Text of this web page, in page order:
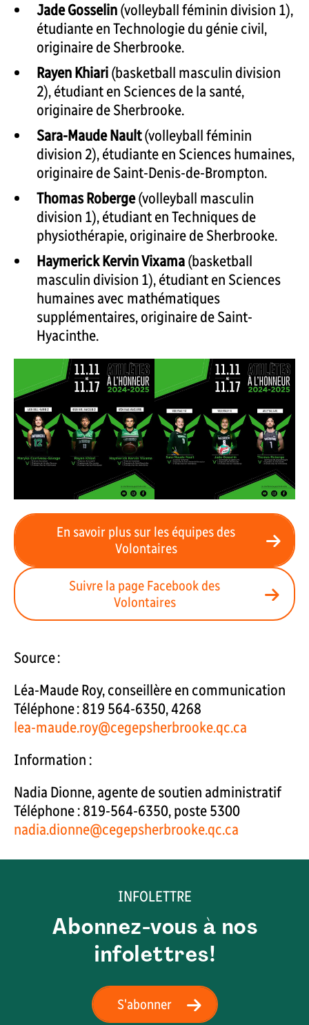
Jade Gosselin(volleyball féminin division 1),
étudiante en Technologie du génie civil,
originaire de Sherbrooke.
Rayen Khiari(basketball masculin division
2), étudiant en Sciences de la santé,
originaire de Sherbrooke.
Sara-Maude Nault(volleyball féminin
division 2), étudiante en Sciences humaines,
originaire de Saint-Denis-de-Brompton.
Thomas Roberge(volleyball masculin
division 1), étudiant en Techniques de
physiothérapie, originaire de Sherbrooke.
Haymerick Kervin Vixama(basketball
masculin division 1), étudiant en Sciences
humaines avec mathématiques
supplémentaires, originaire de Saint-
Hyacinthe.
En savoir plus sur les équipes des
Volontaires
Suivre la page Facebook des
Volontaires
Source :
Léa-Maude Roy, conseillère en communication
Téléphone : 819 564-6350, 4268
lea-maude.roy@cegepsherbrooke.qc.ca
Information :
Nadia Dionne, agente de soutien administratif
Téléphone : 819-564-6350, poste 5300
nadia.dionne@cegepsherbrooke.qc.ca
INFOLETTRE
Abonnez-vous à nos
infolettres!
S'abonner